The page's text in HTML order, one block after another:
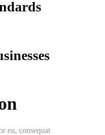
eu, consequat